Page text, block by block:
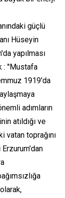
güçlü
Hüseyin
yapılması
: ''Mustafa
1919'da
adımların
atıldığı ve
vatan toprağını